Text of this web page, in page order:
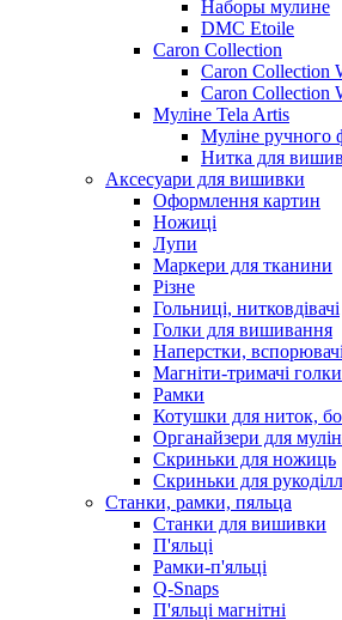
Наборы мулине
DMC Etoile
Caron Collection
Caron Collection
Caron Collection
Муліне Tela Artis
Муліне ручного
Нитка для
Аксесуари для вишивки
Оформлення картин
Ножиці
Лупи
Маркери для тканини
Різне
Гольниці, нитковдівачі
Голки для вишивання
Наперстки,
Магніти-тримачі голки
Рамки
Котушки для ниток,
Органайзери для
Скриньки для ножиць
Скриньки для
Станки, рамки, пяльца
Станки для вишивки
П'яльці
Рамки-п'яльці
Q-Snaps
П'яльці магнітні